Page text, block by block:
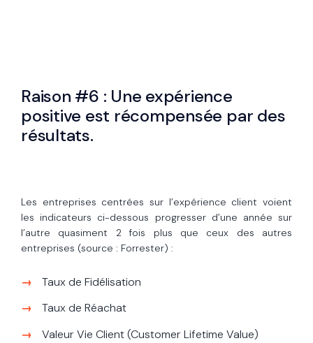
Raison #6 : Une expérience
positive est récompensée par des
résultats.
Les entreprises centrées sur l’expérience client voient
les indicateurs ci-dessous progresser d’une année sur
l’autre quasiment 2 fois plus que ceux des autres
entreprises (source : Forrester) :
Taux de Fidélisation
Taux de Réachat
Valeur Vie Client (Customer Lifetime Value)